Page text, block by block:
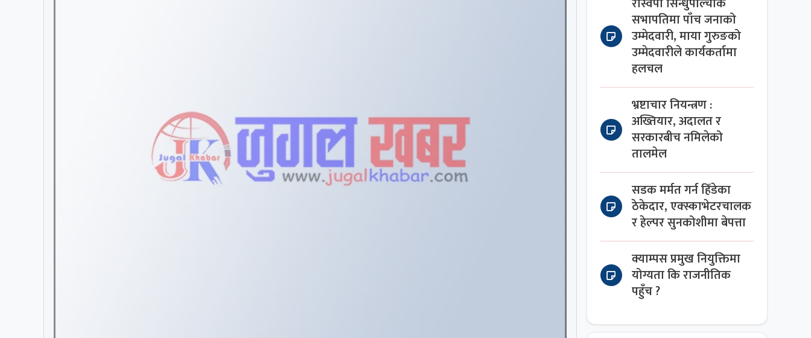
सभापतिमा पाँच जनाको
उम्मेदवारी, माया गुरुङको
उम्मेदवारीले कार्यकर्तामा
हलचल
भ्रष्टाचार नियन्त्रण :
अख्तियार, अदालत र
सरकारबीच नमिलेको
तालमेल
सडक मर्मत गर्न हिँडेका
ठेकेदार, एक्स्काभेटरचालक
र हेल्पर सुनकोशीमा बेपत्ता
क्याम्पस प्रमुख नियुक्तिमा
योग्यता कि राजनीतिक
पहुँच ?